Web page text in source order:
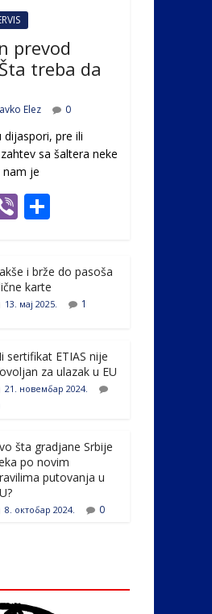
prevod
treba da
Elez 0
dijaspori, pre ili
sa šaltera neke
nam je
Vi
er ar
e
i brže do pasoša
karte
13. мај 2025. 1
sertifikat ETIAS nije
za ulazak u EU
21. новембар 2024.
šta gradjane Srbije
po novim
putovanja u
8. октобар 2024. 0